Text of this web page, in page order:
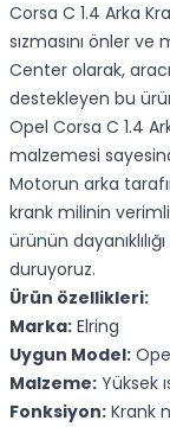
Corsa C 1.4 Arka
sızmasını önler ve
Center olarak,
destekleyen bu
Opel Corsa C 1.4
malzemesi
Motorun arka
krank milinin
ürünün
duruyoruz.
Ürün özellikleri:
Marka: Elring
Uygun Model:
Malzeme: Yüksek
Fonksiyon: Krank